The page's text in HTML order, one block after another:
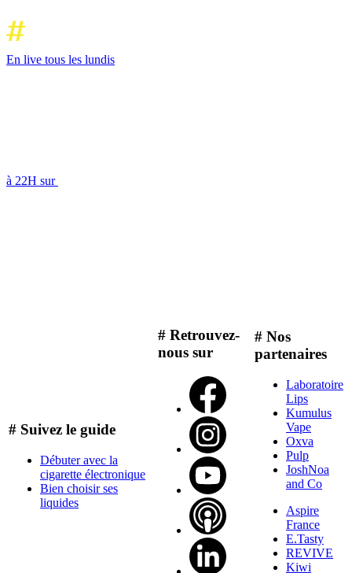
En live tous les lundis
à 22H sur
# Suivez le guide
Débuter avec la
cigarette électronique
Bien choisir ses
liquides
# Retrouvez-
nous sur
# Nos
partenaires
Laboratoire
Lips
Kumulus
Vape
Oxva
Pulp
JoshNoa
and Co
Aspire
France
E.Tasty
REVIVE
Kiwi